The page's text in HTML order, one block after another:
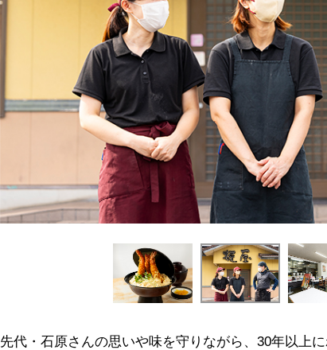
先代・石原さんの思いや味を守りながら、30年以上